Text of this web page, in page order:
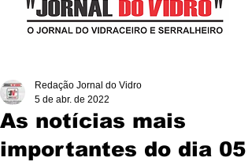
As notícias mais
importantes do dia 05
Redação Jornal do Vidro
5 de abr. de 2022